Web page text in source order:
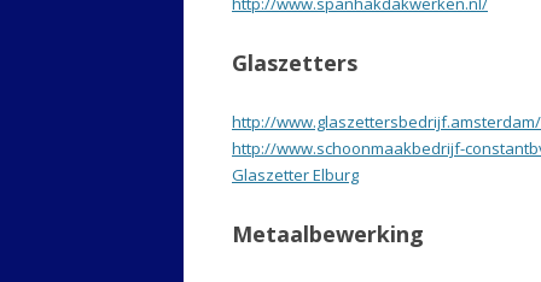
Glaszetters
http://www.glaszettersbedrijf.amsterdam/
http://www.schoonmaakbedrijf-
Glaszetter Elburg
Metaalbewerking